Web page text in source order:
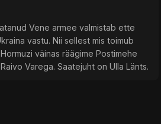
Vene armee valmistab ette
vastu. Nii sellest mis toimub
väinas räägime Postimehe
Varega. Saatejuht on Ulla Länts.